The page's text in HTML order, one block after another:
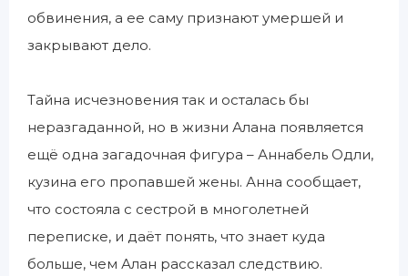
обвинения, а ее саму признают умершей и
закрывают дело.
Тайна исчезновения так и осталась бы
неразгаданной, но в жизни Алана появляется
ещё одна загадочная фигура – Аннабель Одли,
кузина его пропавшей жены. Анна сообщает,
что состояла с сестрой в многолетней
переписке, и даёт понять, что знает куда
больше, чем Алан рассказал следствию.